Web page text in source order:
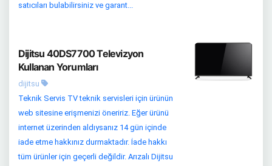
satıcıları bulabilirsiniz ve garant...
Dijitsu 40DS7700 Televizyon
Kullanan Yorumları
dijitsu
Teknik Servis TV teknik servisleri için ürünün
web sitesine erişmenizi öneririz. Eğer ürünü
internet üzerinden aldıysanız 14 gün içinde
iade etme hakkınız durmaktadır. İade hakkı
tüm ürünler için geçerli değildir. Arızalı Dijitsu